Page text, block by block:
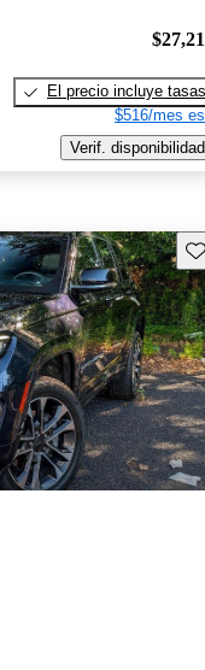
El precio incluye tasas
$516/mes
Verif. disponibilidad